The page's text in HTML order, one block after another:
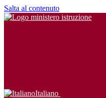
Salta al contenuto
Italiano